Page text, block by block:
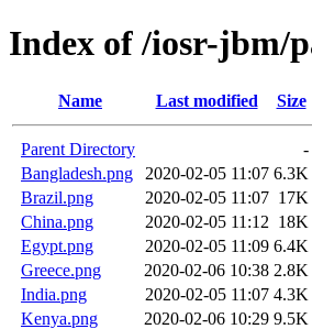
Index of /iosr-jbm/
Name Last modified Size
Parent Directory
-
Bangladesh.png
2020-02-05 11:07 6.3K
Brazil.png
2020-02-05 11:07 17K
China.png
2020-02-05 11:12 18K
Egypt.png
2020-02-05 11:09 6.4K
Greece.png
2020-02-06 10:38 2.8K
India.png
2020-02-05 11:07 4.3K
Kenya.png
2020-02-06 10:29 9.5K